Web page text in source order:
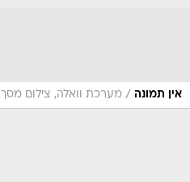
אין תמונה / מערכת וואלה, צילום מסך